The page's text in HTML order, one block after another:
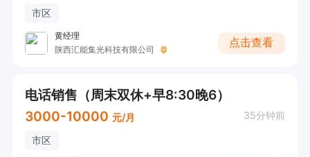
市区
黄经理
陕西汇能集光科技有限公司
点击查看
电话销售（周末双休+早8:30晚6）
3000-10000 元/月 35分钟前
市区